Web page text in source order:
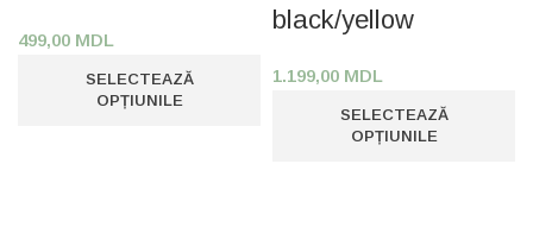
499,00 MDL
SELECTEAZĂ
OPȚIUNILE
black/yellow
1.199,00 MDL
SELECTEAZĂ
OPȚIUNILE